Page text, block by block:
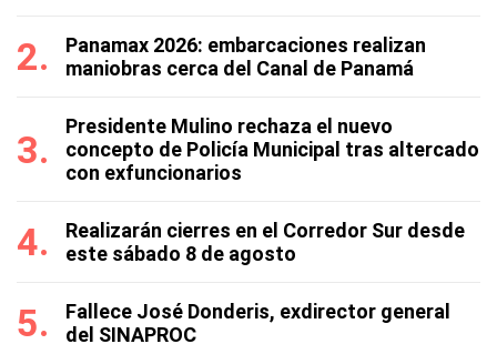
Panamax 2026: embarcaciones realizan
maniobras cerca del Canal de Panamá
Presidente Mulino rechaza el nuevo
concepto de Policía Municipal tras altercado
con exfuncionarios
Realizarán cierres en el Corredor Sur desde
este sábado 8 de agosto
Fallece José Donderis, exdirector general
del SINAPROC